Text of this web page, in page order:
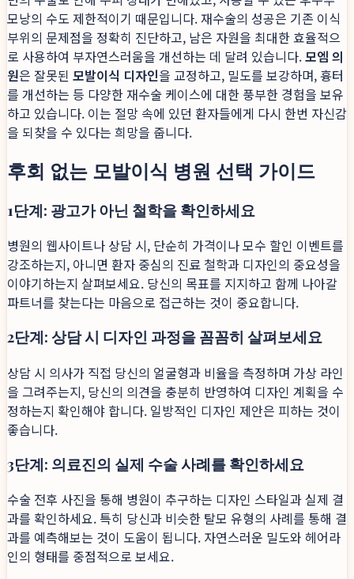
모낭의 수도 제한적이기 때문입니다. 재수술의 성공은 기존 이식
부위의 문제점을 정확히 진단하고, 남은 자원을 최대한 효율적으
로 사용하여 부자연스러움을 개선하는 데 달려 있습니다.모엠 의
원은 잘못된 모발이식 디자인을 교정하고, 밀도를 보강하며, 흉터
를 개선하는 등 다양한 재수술 케이스에 대한 풍부한 경험을 보유
하고 있습니다. 이는 절망 속에 있던 환자들에게 다시 한번 자신감
을 되찾을 수 있다는 희망을 줍니다.
후회 없는 모발이식 병원 선택 가이드
1단계: 광고가 아닌 철학을 확인하세요
병원의 웹사이트나 상담 시, 단순히 가격이나 모수 할인 이벤트를
강조하는지, 아니면 환자 중심의 진료 철학과 디자인의 중요성을
이야기하는지 살펴보세요. 당신의 목표를 지지하고 함께 나아갈
파트너를 찾는다는 마음으로 접근하는 것이 중요합니다.
2단계: 상담 시 디자인 과정을 꼼꼼히 살펴보세요
상담 시 의사가 직접 당신의 얼굴형과 비율을 측정하며 가상 라인
을 그려주는지, 당신의 의견을 충분히 반영하여 디자인 계획을 수
정하는지 확인해야 합니다. 일방적인 디자인 제안은 피하는 것이
좋습니다.
3단계: 의료진의 실제 수술 사례를 확인하세요
수술 전후 사진을 통해 병원이 추구하는 디자인 스타일과 실제 결
과를 확인하세요. 특히 당신과 비슷한 탈모 유형의 사례를 통해 결
과를 예측해보는 것이 도움이 됩니다. 자연스러운 밀도와 헤어라
인의 형태를 중점적으로 보세요.